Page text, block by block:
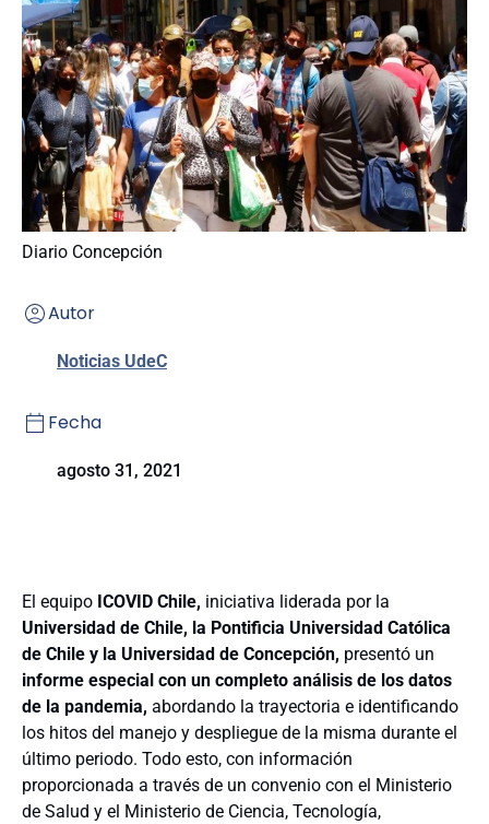
Diario Concepción
Autor
Noticias UdeC
Fecha
agosto 31, 2021
El equipo ICOVID Chile, iniciativa liderada por la
Universidad de Chile, la Pontificia Universidad Católica
de Chile y la Universidad de Concepción, presentó un
informe especial con un completo análisis de los datos
de la pandemia, abordando la trayectoria e identificando
los hitos del manejo y despliegue de la misma durante el
último periodo. Todo esto, con información
proporcionada a través de un convenio con el Ministerio
de Salud y el Ministerio de Ciencia, Tecnología,